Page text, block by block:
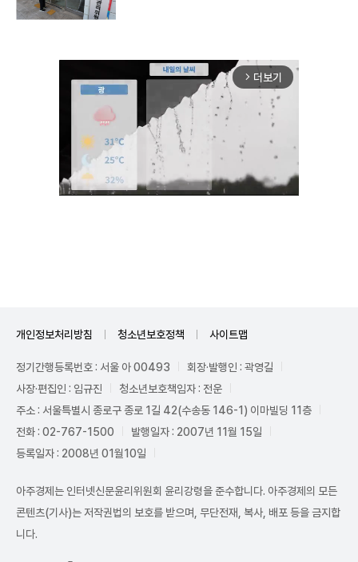
arrow_forward_ios 더보기
개인정보처리방침 청소년보호정책 사이트맵
정기간행등록번호 : 서울 아 00493
회장·발행인 : 곽영길
사장·편집인 : 임규진
청소년보호책임자 : 전운
주소 : 서울특별시 종로구 종로 1길 42(수송동 146-1) 이마빌딩 11층
전화 : 02-767-1500
발행일자 : 2007년 11월 15일
등록일자 : 2008년 01월10일
아주경제는 인터넷신문윤리위원회 윤리강령을 준수합니다. 아주경제의 모든
콘텐츠(기사)는 저작권법의 보호를 받으며, 무단전재, 복사, 배포 등을 금지합
니다.